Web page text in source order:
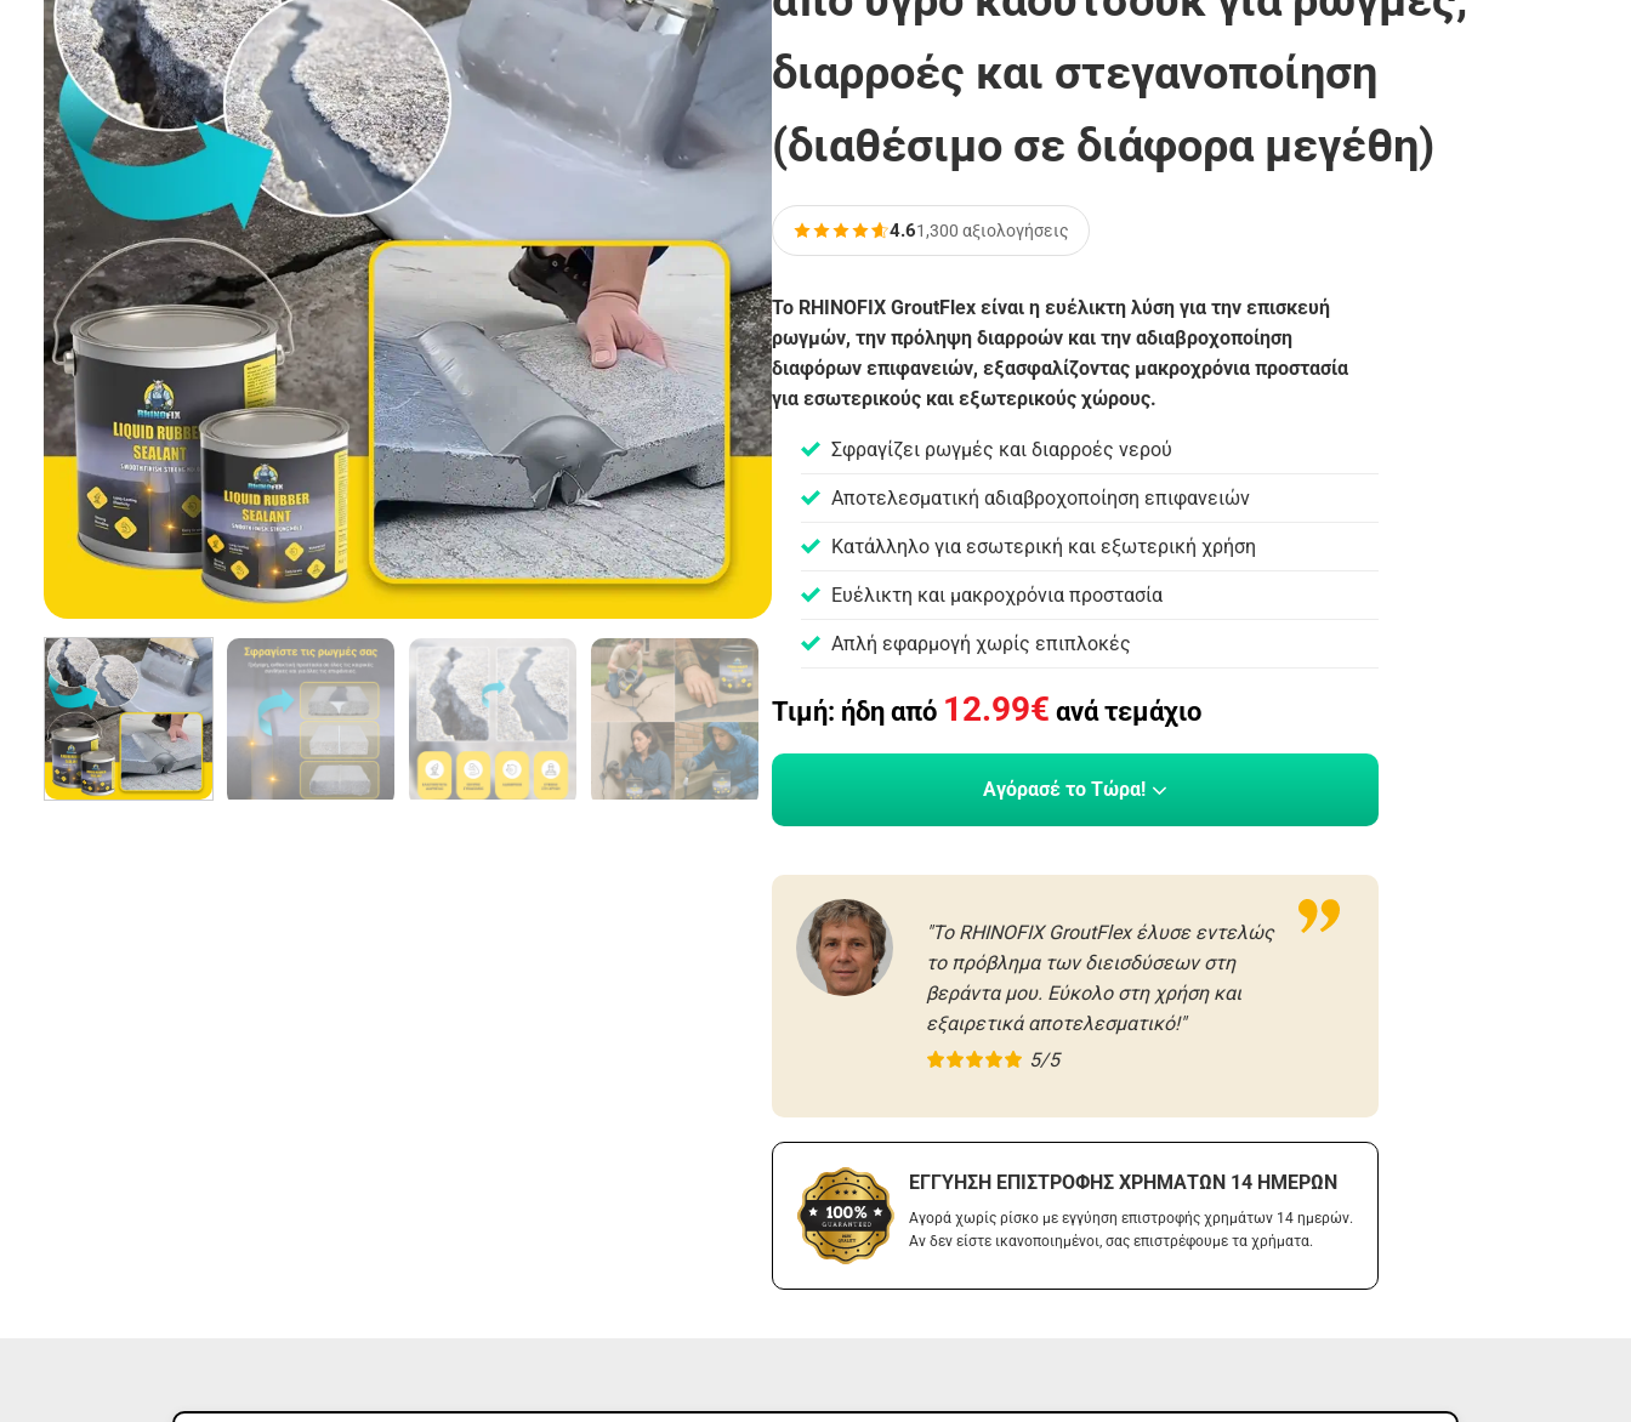
διαρροές και στεγανοποίηση
(διαθέσιμο σε διάφορα μεγέθη)
4.61,300 αξιολογήσεις
Το RHINOFIX GroutFlex είναι η ευέλικτη λύση για την επισκευή
ρωγμών, την πρόληψη διαρροών και την αδιαβροχοποίηση
διαφόρων επιφανειών, εξασφαλίζοντας μακροχρόνια προστασία
για εσωτερικούς και εξωτερικούς χώρους.
Σφραγίζει ρωγμές και διαρροές νερού
Αποτελεσματική αδιαβροχοποίηση επιφανειών
Κατάλληλο για εσωτερική και εξωτερική χρήση
Ευέλικτη και μακροχρόνια προστασία
Απλή εφαρμογή χωρίς επιπλοκές
Τιμή: ήδη από 12.99€ ανά τεμάχιο
Αγόρασέ το Τώρα!
"Το RHINOFIX GroutFlex έλυσε εντελώς
το πρόβλημα των διεισδύσεων στη
βεράντα μου. Εύκολο στη χρήση και
εξαιρετικά αποτελεσματικό!"
5/5
ΕΓΓΎΗΣΗ ΕΠΙΣΤΡΟΦΉΣ ΧΡΗΜΆΤΩΝ 14 ΗΜΕΡΏΝ
Αγορά χωρίς ρίσκο με εγγύηση επιστροφής χρημάτων 14 ημερών.
Αν δεν είστε ικανοποιημένοι, σας επιστρέφουμε τα χρήματα.